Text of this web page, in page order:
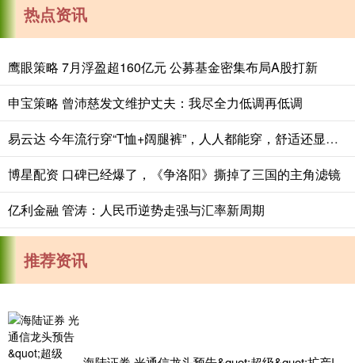
热点资讯
鹰眼策略 7月浮盈超160亿元 公募基金密集布局A股打新
申宝策略 曾沛慈发文维护丈夫：我尽全力低调再低调
易云达 今年流行穿“T恤+阔腿裤”，人人都能穿，舒适还显高！
博星配资 口碑已经爆了，《争洛阳》撕掉了三国的主角滤镜
亿利金融 管涛：人民币逆势走强与汇率新周期
推荐资讯